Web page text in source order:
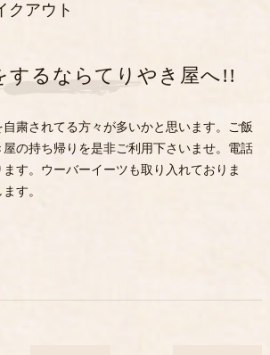
クアウト
するならてりやき屋へ!!
粛されてる方々が多いかと思います。ご飯
の持ち帰りを是非ご利用下さいませ。電話
す。ウーバーイーツも取り入れておりま
す。